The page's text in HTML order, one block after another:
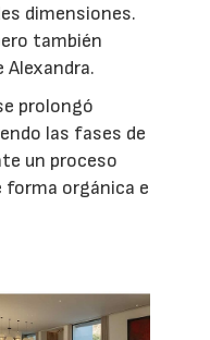
dimensiones.
también
Alexandra.
prolongó
las fases de
un proceso
forma orgánica e